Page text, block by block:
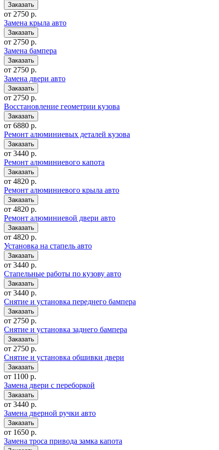
от 2750 р.
Замена крыла авто
от 2750 р.
Замена бампера
от 2750 р.
Замена двери авто
от 2750 р.
Восстановление геометрии кузова
от 6880 р.
Ремонт алюминиевых деталей кузова
от 3440 р.
Ремонт алюминиевого капота
от 4820 р.
Ремонт алюминиевого крыла авто
от 4820 р.
Ремонт алюминиевой двери авто
от 4820 р.
Установка на стапель авто
от 3440 р.
Стапельные работы по кузову авто
от 3440 р.
Снятие и установка переднего бампера
от 2750 р.
Снятие и установка заднего бампера
от 2750 р.
Снятие и установка обшивки двери
от 1100 р.
Замена двери с переборкой
от 3440 р.
Замена дверной ручки авто
от 1650 р.
Замена троса привода замка капота